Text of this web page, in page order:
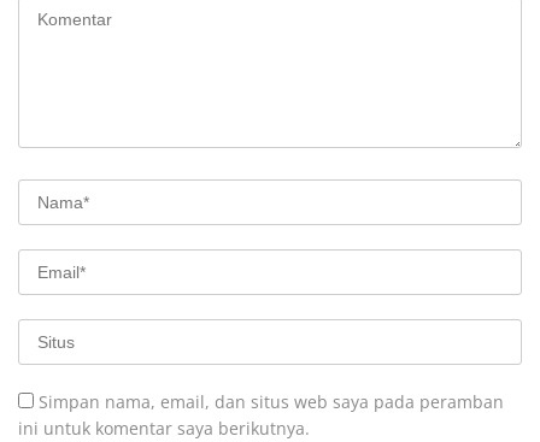
Simpan nama, email, dan situs web saya pada peramban
ini untuk komentar saya berikutnya.